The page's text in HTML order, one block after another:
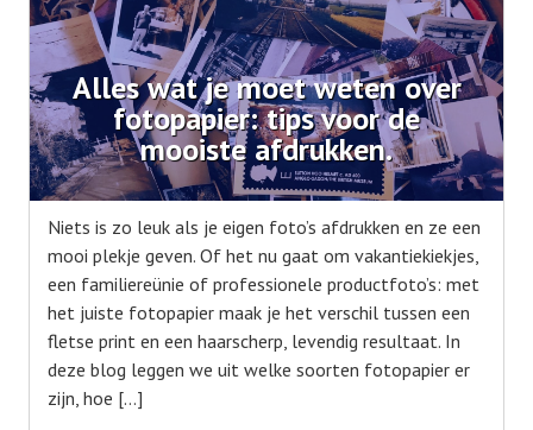
Alles wat je moet weten over
fotopapier: tips voor de
mooiste afdrukken.
Niets is zo leuk als je eigen foto’s afdrukken en ze een
mooi plekje geven. Of het nu gaat om vakantiekiekjes,
een familiereünie of professionele productfoto’s: met
het juiste fotopapier maak je het verschil tussen een
fletse print en een haarscherp, levendig resultaat. In
deze blog leggen we uit welke soorten fotopapier er
zijn, hoe […]